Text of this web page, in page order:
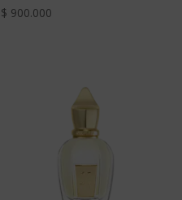
$ 900.000